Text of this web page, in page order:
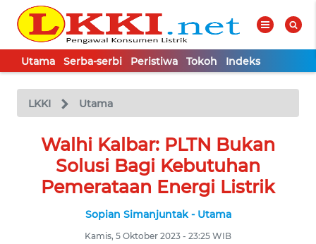
Utama Serba-serbi Peristiwa Tokoh Indeks
LKKI Utama
Walhi Kalbar: PLTN Bukan
Solusi Bagi Kebutuhan
Pemerataan Energi Listrik
Sopian Simanjuntak - Utama
Kamis, 5 Oktober 2023 - 23:25 WIB
TV
Tutup
UTAMA
SERBA-
SERBI